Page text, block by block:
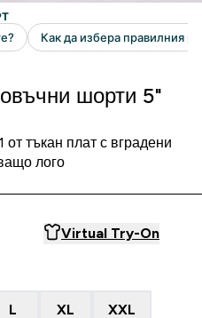
шорти 5"
тъкан плат с вградени
лого
Virtual Try-On
L XL XXL